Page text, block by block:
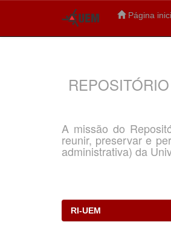
Página
A missão do
reunir, preservar e
administrativa) da
RI-UEM